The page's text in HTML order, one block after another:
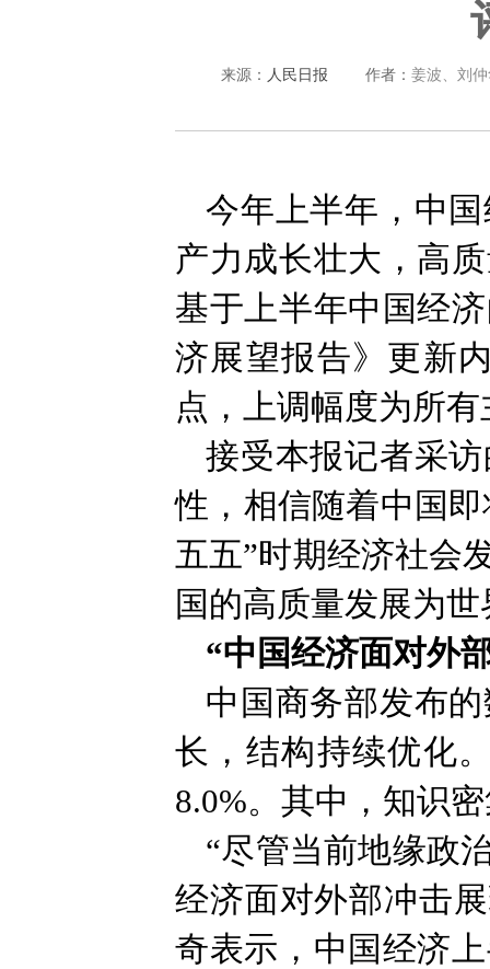
来源： 人民日报 作者： 姜波、刘
今年上半年，中
产力成长壮大，高
基于上半年中国经
济展望报告》更新
点，上调幅度为所
接受本报记者采
性，相信随着中国
五五”时期经济社会
国的高质量发展为
“中国经济面对外
中国商务部发布
长，结构持续优化
8.0%。其中，知识
“尽管当前地缘政
经济面对外部冲击
奇表示，中国经济